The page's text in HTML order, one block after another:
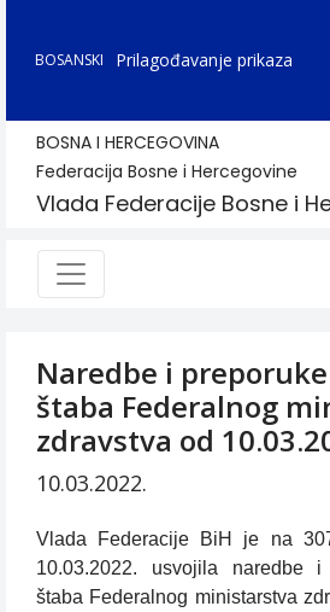
BOSANSKI Prilagođavanje prikaza
BOSNA I HERCEGOVINA
Federacija Bosne i Hercegovine
Vlada Federacije Bosne i
Naredbe i
štaba Federalnog
zdravstva od
10.03.2022.
Vlada Federacije BiH je na
10.03.2022. usvojila naredbe i
štaba Federalnog ministarstva